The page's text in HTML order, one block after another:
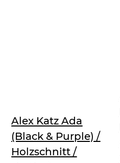
Alex Katz Ada
(Black & Purple) /
Holzschnitt /